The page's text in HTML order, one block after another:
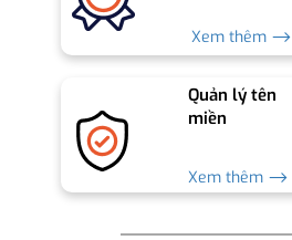
Xem thêm ⟶
Quản lý tên
miền
Xem thêm ⟶